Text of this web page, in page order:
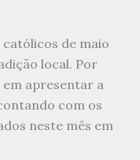
de maio
local. Por
apresentar a
com os
neste mês em